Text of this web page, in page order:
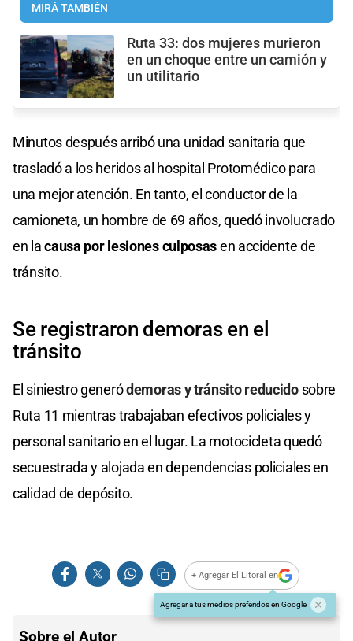
MIRÁ TAMBIÉN
Ruta 33: dos mujeres murieron
en un choque entre un camión y
un utilitario
Minutos después arribó una unidad sanitaria que
trasladó a los heridos al hospital Protomédico para
una mejor atención. En tanto, el conductor de la
camioneta, un hombre de 69 años, quedó involucrado
en lacausa por lesiones culposasen accidente de
tránsito.
Se registraron demoras en el
tránsito
El siniestro generódemoras y tránsito reducidosobre
Ruta 11 mientras trabajaban efectivos policiales y
personal sanitario en el lugar. La motocicleta quedó
secuestrada y alojada en dependencias policiales en
calidad de depósito.
+ Agregar El Litoral en
Agregar a tus medios preferidos en Google
Sobre el Autor